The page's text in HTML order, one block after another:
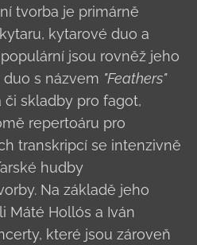
tvorba je primárně
kytarové duo a
jsou rovněž jeho
duo s názvem "Feathers"
skladby pro fagot,
repertoáru pro
transkripcí se intenzivně
hudby
Na základě jeho
Máté Hollós a Iván
které jsou zároveň